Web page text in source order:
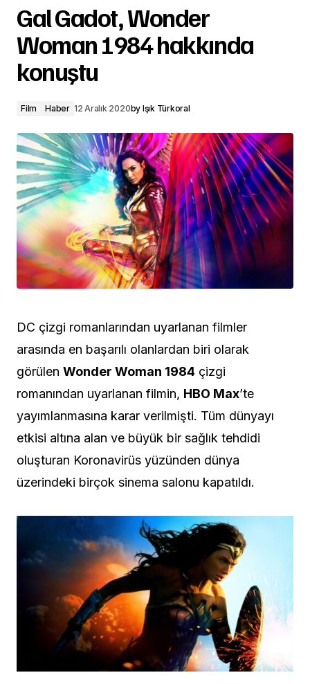
Gal Gadot, Wonder
Woman 1984 hakkında
konuştu
Film Haber 12 Aralık 2020by Işık Türkoral
DC çizgi romanlarından uyarlanan filmler
arasında en başarılı olanlardan biri olarak
görülen Wonder Woman 1984 çizgi
romanından uyarlanan filmin, HBO Max’te
yayımlanmasına karar verilmişti. Tüm dünyayı
etkisi altına alan ve büyük bir sağlık tehdidi
oluşturan Koronavirüs yüzünden dünya
üzerindeki birçok sinema salonu kapatıldı.